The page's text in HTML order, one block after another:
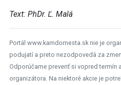
Text: PhDr. Ľ. Malá
Portál www.kamdomesta.sk nie je
podujatí a preto nezodpovedá za
Odporúčame preveriť si vopred termín
organizátora. Na niektoré akcie je